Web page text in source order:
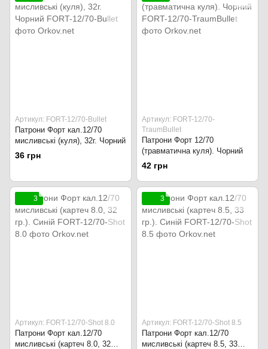
Артикул: FORT-12/70-Bullet
Патрони Форт кал.12/70
мисливські (куля), 32г. Чорний
36 грн
Артикул: FORT-12/70-
TraumBullet
Патрони Форт 12/70
(травматична куля). Чорний
42 грн
3
Артикул: FORT-12/70-Shot 8.0
Патрони Форт кал.12/70
мисливські (картеч 8.0, 32
3
Артикул: FORT-12/70-Shot 8.5
Патрони Форт кал.12/70
мисливські (картеч 8.5, 33